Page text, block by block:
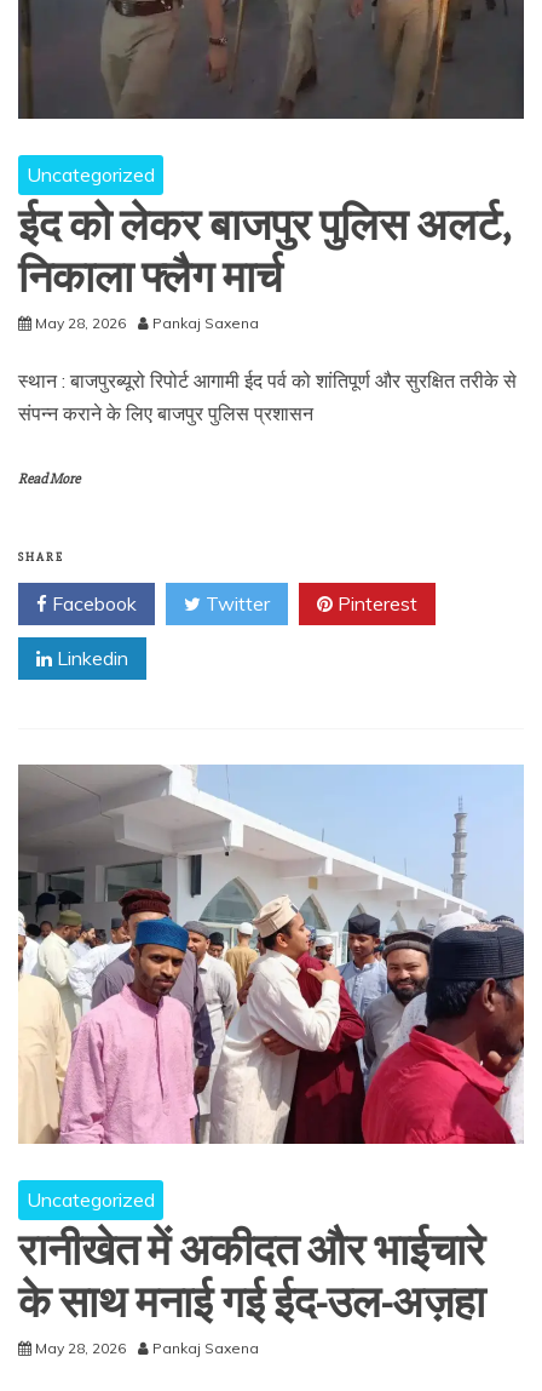
Uncategorized
ईद को लेकर बाजपुर पुलिस अलर्ट,
निकाला फ्लैग मार्च
May 28, 2026 Pankaj Saxena
स्थान : बाजपुरब्यूरो रिपोर्ट आगामी ईद पर्व को शांतिपूर्ण और सुरक्षित तरीके से
संपन्न कराने के लिए बाजपुर पुलिस प्रशासन
Read More
SHARE
Facebook Twitter Pinterest
Linkedin
Uncategorized
रानीखेत में अकीदत और भाईचारे
के साथ मनाई गई ईद-उल-अज़हा
May 28, 2026 Pankaj Saxena